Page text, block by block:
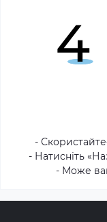
-
- Натисніть
- Може